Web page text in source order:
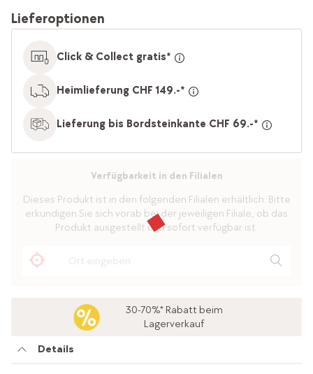
Lieferoptionen
Click & Collect gratis*
Heimlieferung CHF 149.-*
Lieferung bis Bordsteinkante CHF 69.-*
Verfügbarkeit in den Filialen
Dieses Produkt ist in den folgenden Filialen erhältlich. Bitte
erkundigen Sie sich vorab bei der jeweiligen Filiale, ob das
Produkt ausgestellt und sofort verfügbar ist.
30-70%* Rabatt beim
Lagerverkauf
Details